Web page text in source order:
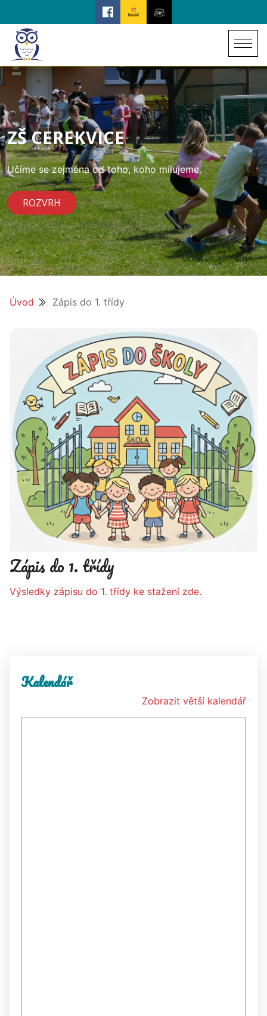
ZŠ CEREKVICE
Učíme se zejména od toho, koho milujeme.
ROZVRH
Úvod Zápis do 1. třídy
Zápis do 1. třídy
Výsledky zápisu do 1. třídy ke stažení zde.
Kalendář
Zobrazit větší kalendář